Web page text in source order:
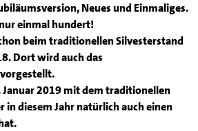
Neues und Einmaliges.
einmal hundert!
beim traditionellen Silvesterstand
Dort wird auch das
Januar 2019 mit dem traditionellen
in diesem Jahr natürlich auch einen